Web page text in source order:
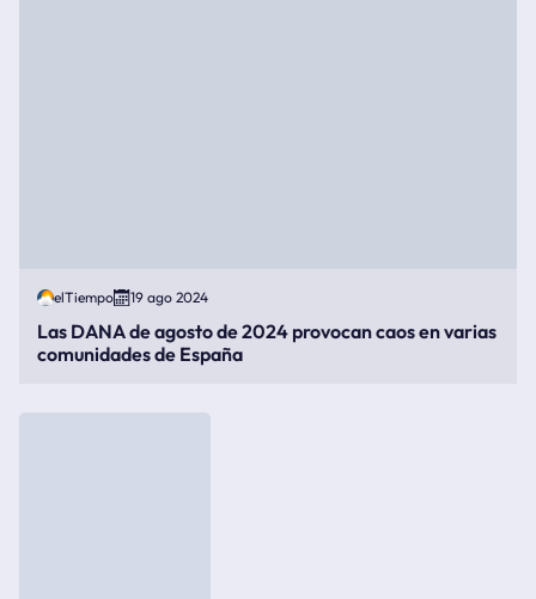
elTiempo 19 ago 2024
Las DANA de agosto de 2024 provocan caos en varias
comunidades de España